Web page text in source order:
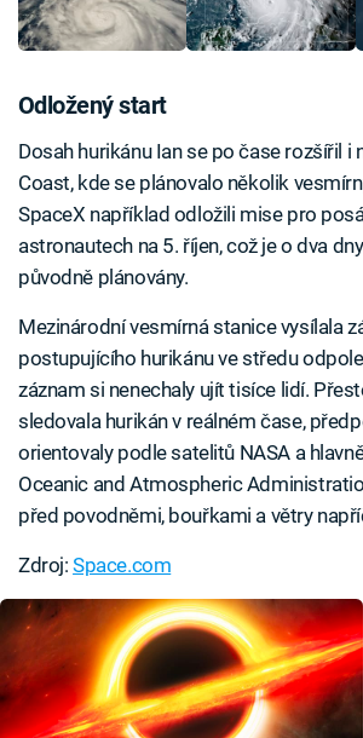
Odložený start
Dosah hurikánu Ian se po čase rozšířil i
Coast, kde se plánovalo několik
SpaceX například odložili mise pro
astronautech na 5. říjen, což je o dva
původně plánovány.
Mezinárodní vesmírná stanice vysílala
postupujícího hurikánu ve středu
záznam si nenechaly ujít tisíce lidí.
sledovala hurikán v reálném čase,
orientovaly podle satelitů NASA a
Oceanic and Atmospheric
před povodněmi, bouřkami a větry
Zdroj:Space.com